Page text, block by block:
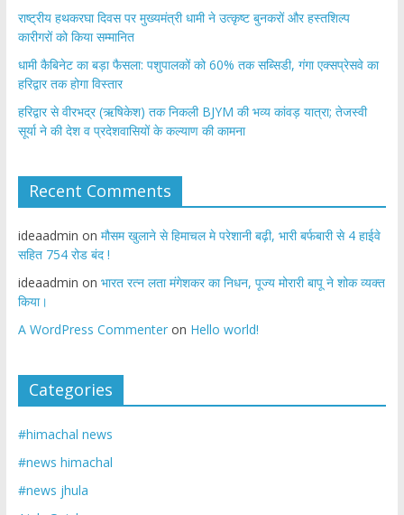
राष्ट्रीय हथकरघा दिवस पर मुख्यमंत्री धामी ने उत्कृष्ट बुनकरों और हस्तशिल्प
कारीगरों को किया सम्मानित
​धामी कैबिनेट का बड़ा फैसला: पशुपालकों को 60% तक सब्सिडी, गंगा एक्सप्रेसवे का
हरिद्वार तक होगा विस्तार
​हरिद्वार से वीरभद्र (ऋषिकेश) तक निकली BJYM की भव्य कांवड़ यात्रा; तेजस्वी
सूर्या ने की देश व प्रदेशवासियों के कल्याण की कामना
Recent Comments
ideaadmin on मौसम खुलाने से हिमाचल मे परेशानी बढ़ी, भारी बर्फबारी से 4 हाईवे
सहित 754 रोड बंद !
ideaadmin on भारत रत्न लता मंगेशकर का निधन, पूज्य मोरारी बापू ने शोक व्यक्त
किया।
A WordPress Commenteron Hello world!
Categories
#himachal news
#news himachal
#news jhula